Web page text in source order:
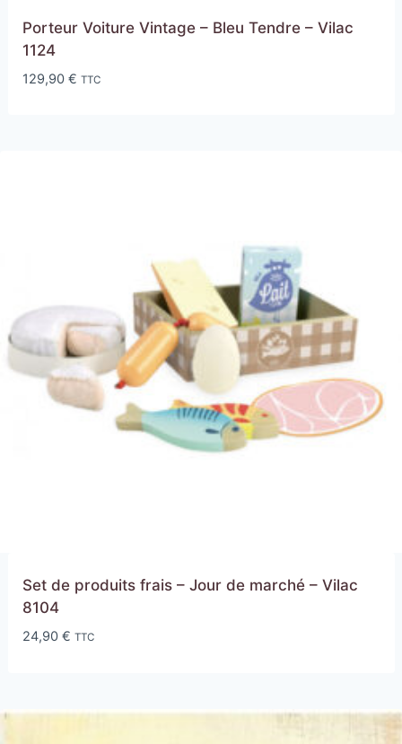
Porteur Voiture Vintage – Bleu Tendre – Vilac
1124
129,90 € TTC
Set de produits frais – Jour de marché – Vilac
8104
24,90 € TTC